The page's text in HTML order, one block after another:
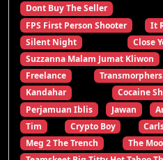
Dont Buy The Seller
FPS First Person Shooter
It
Silent Night
Close
Suzzanna Malam Jumat Kliwon
Freelance
Kandahar
Cocaine
Perjamuan Iblis
Jawan
Tim
Crypto Boy
Meg 2 The Trench
The